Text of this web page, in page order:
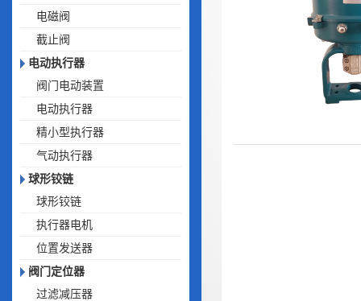
电磁阀
截止阀
电动执行器
阀门电动装置
电动执行器
精小型执行器
气动执行器
球形铰链
球形铰链
执行器电机
位置发送器
阀门定位器
过滤减压器